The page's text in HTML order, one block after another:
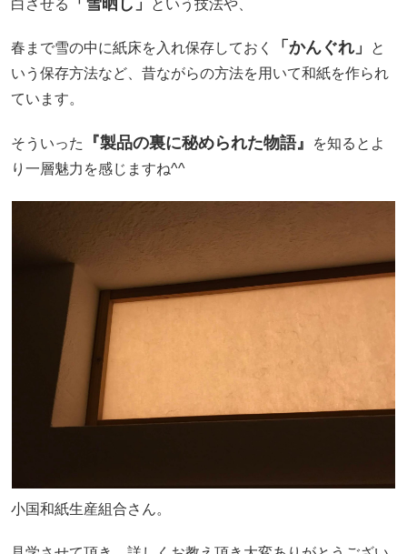
白させる という技法や、
春まで雪の中に紙床を入れ保存しておく 「かんぐれ」
と
いう保存方法など、昔ながらの方法を用いて和紙を作られ
ています。
そういった 『製品の裏に秘められた物語』
を知るとよ
り一層魅力を感じますね^^
小国和紙生産組合さん。